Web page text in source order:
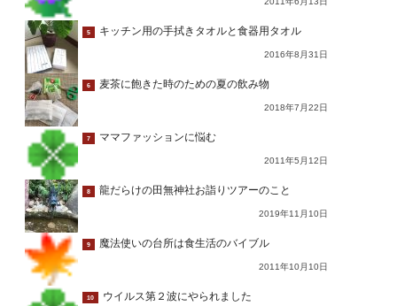
5 キッチン用の手拭きタオルと食器用タオル
2016年8月31日
6 麦茶に飽きた時のための夏の飲み物
2018年7月22日
7 ママファッションに悩む
2011年5月12日
8 龍だらけの田無神社お詣りツアーのこと
2019年11月10日
9 魔法使いの台所は食生活のバイブル
2011年10月10日
10 ウイルス第２波にやられました